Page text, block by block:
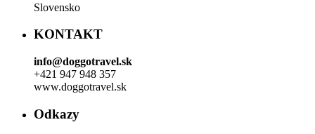
Slovensko
KONTAKT
info@doggotravel.sk
+421 947 948 357
www.doggotravel.sk
Odkazy